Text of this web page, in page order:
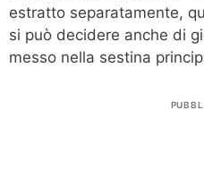
estratto separatamente,
si può decidere anche di
messo nella sestina